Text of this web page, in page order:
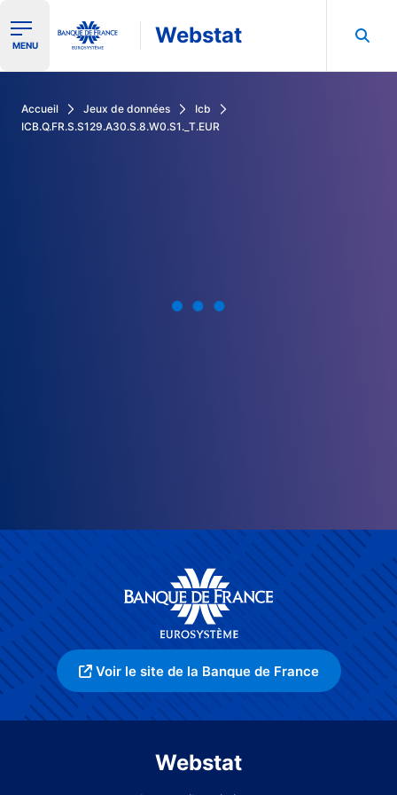
Ouvrir le menu de navigation
MENU Webstat
Accueil Jeux de données
Icb
ICB.Q.FR.S.S129.A30.S.8.W0.S1._T.EUR
Voir le site de la Banque de France
Webstat